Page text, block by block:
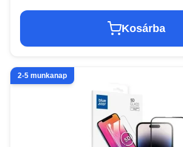
Kosárba
2-5 munkanap